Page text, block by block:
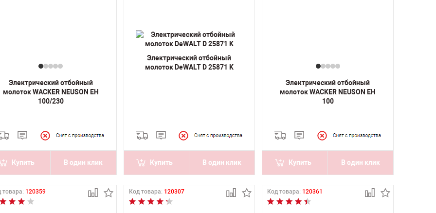
Электрический отбойный
молоток WACKER NEUSON EH
100/230
Купить В один клик
Электрический отбойный
молоток DeWALT D 25871 K
Купить В один клик
Электрический отбойный
молоток WACKER NEUSON EH
100
Купить В один клик
товара: 120359 Код товара: 120307 Код товара: 120361